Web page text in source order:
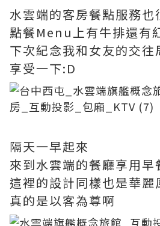
水雲端的客房餐點服務也
點餐Menu上有牛排還有
下次紀念我和女友的交往
享受一下:D
隔天一早起來
來到水雲端的餐廳享用早
這裡的設計同樣也是華麗
真的是以客為尊啊